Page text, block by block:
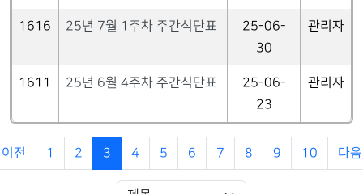
1616 25년 7월 1주차 주간식단표
25-06-
30
관리자
1611 25년 6월 4주차 주간식단표
25-06-
23
관리자
이전 1 2 3 4 5 6 7 8 9 10 다음